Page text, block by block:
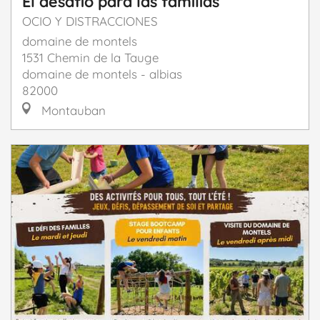
OCIO Y DISTRACCIONES
domaine de montels
1531 Chemin de la Tauge
domaine de montels - albias
82000
Montauban